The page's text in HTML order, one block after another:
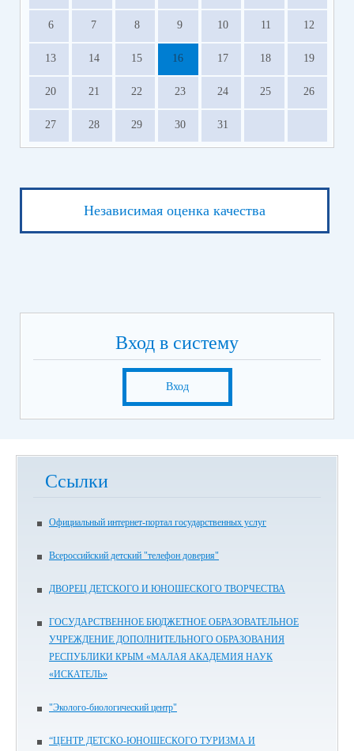
6 7 8 9 10 11 12
13 14 15 16 17 18 19
20 21 22 23 24 25 26
27 28 29 30 31
Независимая оценка качества
Вход в систему
Вход
Ссылки
Официальный интернет-портал государственных услуг
Всероссийский детский "телефон доверия"
ДВОРЕЦ ДЕТСКОГО И ЮНОШЕСКОГО ТВОРЧЕСТВА
ГОСУДАРСТВЕННОЕ БЮДЖЕТНОЕ ОБРАЗОВАТЕЛЬНОЕ
УЧРЕЖДЕНИЕ ДОПОЛНИТЕЛЬНОГО ОБРАЗОВАНИЯ
РЕСПУБЛИКИ КРЫМ «МАЛАЯ АКАДЕМИЯ НАУК
«ИСКАТЕЛЬ»
"Эколого-биологический центр"
“ЦЕНТР ДЕТСКО-ЮНОШЕСКОГО ТУРИЗМА И